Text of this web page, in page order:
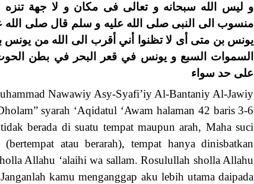
و ليس الله سبحانه و تعالى فى مكان و لا جهة تنزه
منسوب الى النبى صلى الله عليه و سلم قال صلى الله
يونس بن متى أى لا تظنوا أني أقرب الى الله من
السموات السبع و يونس في قعر البحر في بطن الحوت
على حد سواء
Nawawiy Asy-Syafi’iy Al-Bantaniy Al-Jawiy
syarah ‘Aqidatul ‘Awam halaman 42 baris 3-6
berada di suatu tempat maupun arah, Maha suci
atau berarah), tempat hanya dinisbatkan
Allahu ‘alaihi wa sallam. Rosulullah sholla Allahu
kamu menganggap aku lebih utama daipada